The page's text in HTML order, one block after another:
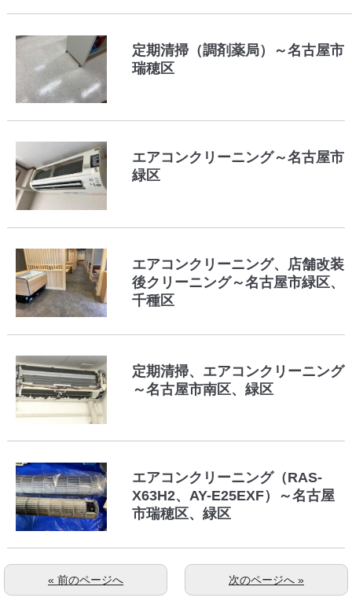
定期清掃（調剤薬局）～名古屋市
瑞穂区
エアコンクリーニング～名古屋市
緑区
エアコンクリーニング、店舗改装
後クリーニング～名古屋市緑区、
千種区
定期清掃、エアコンクリーニング
～名古屋市南区、緑区
エアコンクリーニング（RAS-
X63H2、AY-E25EXF）～名古屋
市瑞穂区、緑区
次のページへ »
« 前のページへ